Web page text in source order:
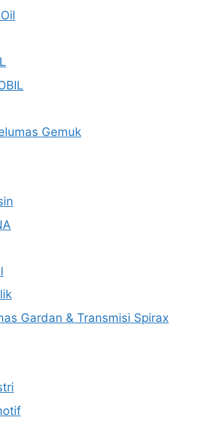
Gemuk
Gardan & Transmisi Spirax